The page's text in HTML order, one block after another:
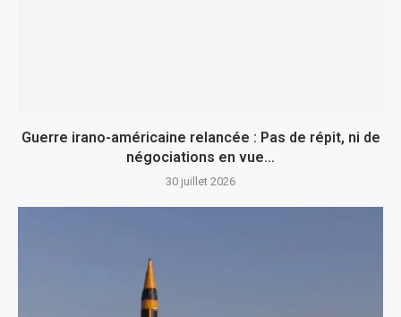
Guerre irano-américaine relancée : Pas de répit, ni de
négociations en vue…
30 juillet 2026